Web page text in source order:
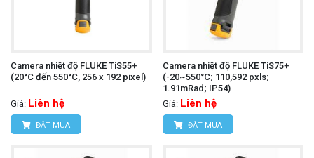
Camera nhiệt độ FLUKE TiS55+
(20°C đến 550°C, 256 x 192 pixel)
Giá: Liên hệ
ĐẶT MUA
Camera nhiệt độ FLUKE TiS75+
(-20~550°C; 110,592 pxls;
1.91mRad; IP54)
Giá: Liên hệ
ĐẶT MUA